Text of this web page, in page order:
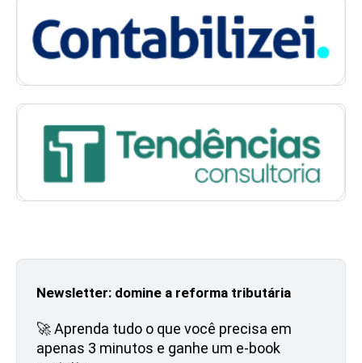
Newsletter: domine a reforma tributária
🚀 Aprenda tudo o que você precisa em
apenas 3 minutos e ganhe um e-book